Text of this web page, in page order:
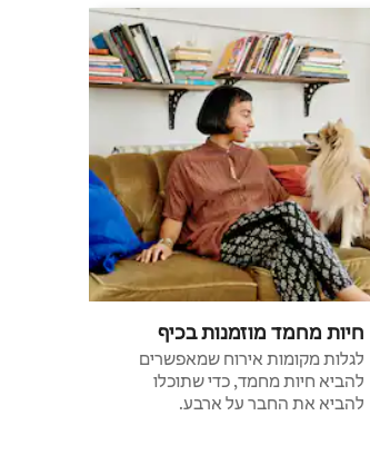
חיות מחמד מוזמנות בכיף
לגלות מקומות אירוח שמאפשרים
להביא חיות מחמד, כדי שתוכלו
להביא את החבר על ארבע.